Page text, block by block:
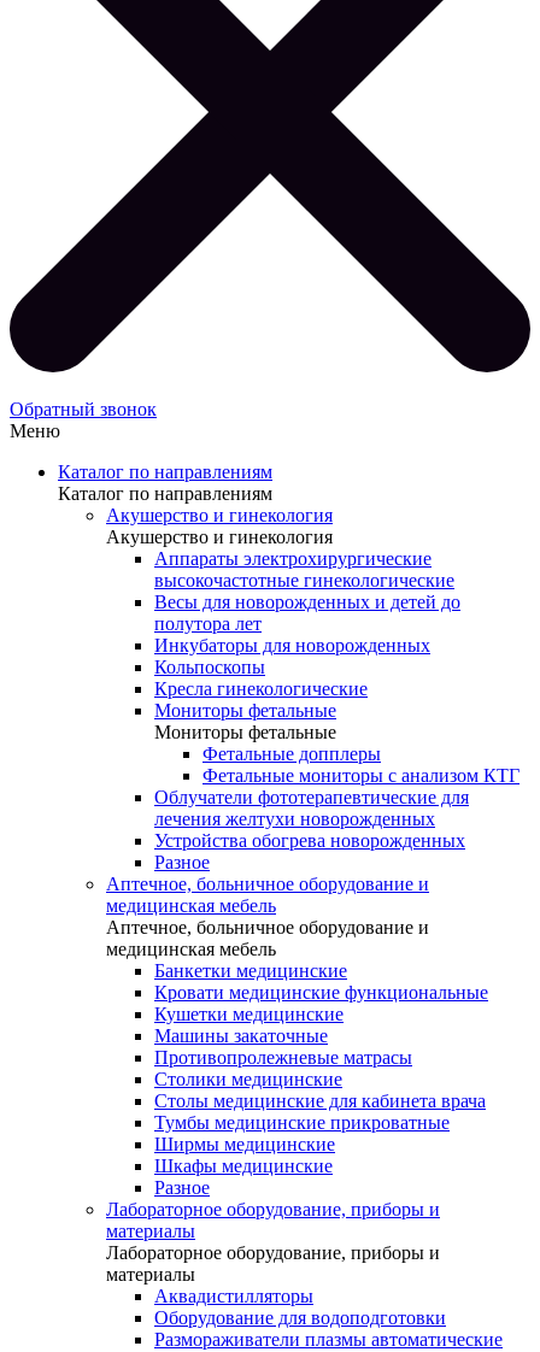
Обратный звонок
Меню
Каталог по направлениям
Каталог по направлениям
Акушерство и гинекология
Акушерство и гинекология
Аппараты электрохирургические
высокочастотные гинекологические
Весы для новорожденных и детей до
полутора лет
Инкубаторы для новорожденных
Кольпоскопы
Кресла гинекологические
Мониторы фетальные
Мониторы фетальные
Фетальные допплеры
Фетальные мониторы с анализом КТГ
Облучатели фототерапевтические для
лечения желтухи новорожденных
Устройства обогрева новорожденных
Разное
Аптечное, больничное оборудование и
медицинская мебель
Аптечное, больничное оборудование и
медицинская мебель
Банкетки медицинские
Кровати медицинские функциональные
Кушетки медицинские
Машины закаточные
Противопролежневые матрасы
Столики медицинские
Столы медицинские для кабинета врача
Тумбы медицинские прикроватные
Ширмы медицинские
Шкафы медицинские
Разное
Лабораторное оборудование, приборы и
материалы
Лабораторное оборудование, приборы и
материалы
Аквадистилляторы
Оборудование для водоподготовки
Размораживатели плазмы автоматические